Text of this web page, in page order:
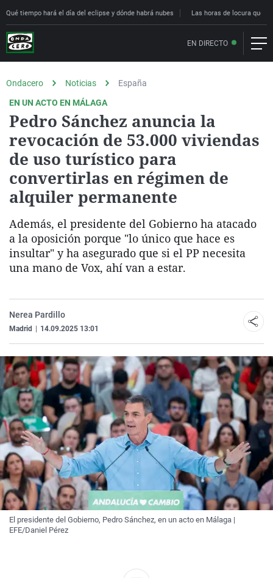
Qué tiempo hará el día del eclipse y dónde habrá nubes Las horas de locura que
EN DIRECTO
Ondacero Noticias
España
EN UN ACTO EN MÁLAGA
Pedro Sánchez anuncia la
revocación de 53.000 viviendas
de uso turístico para
convertirlas en régimen de
alquiler permanente
Además, el presidente del Gobierno ha atacado
a la oposición porque "lo único que hace es
insultar" y ha asegurado que si el PP necesita
una mano de Vox, ahí van a estar.
Nerea Pardillo
Madrid 14.09.2025 13:01
El presidente del Gobierno, Pedro Sánchez, en un acto en Málaga |
EFE/Daniel Pérez